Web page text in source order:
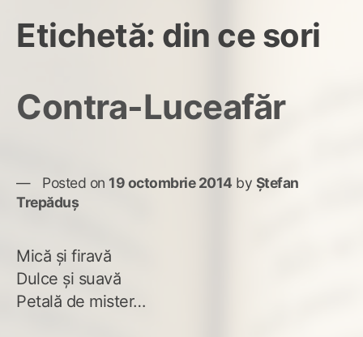
Etichetă: din ce sori
Contra-Luceafăr
Posted on 19 octombrie 2014 by Ștefan
Trepăduș
Mică și firavă
Dulce și suavă
Petală de mister…